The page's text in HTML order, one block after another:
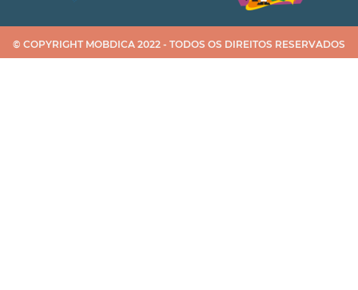
© COPYRIGHT MOBDICA 2022 - TODOS OS DIREITOS RESERVADOS